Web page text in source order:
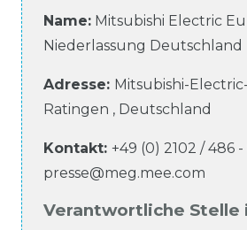
Name: Mitsubishi Electric
Niederlassung Deutschland
Adresse: Mitsubishi-
Ratingen , Deutschland
Kontakt: +49 (0) 2102 / 486 -
presse@meg.mee.com
Verantwortliche Stelle